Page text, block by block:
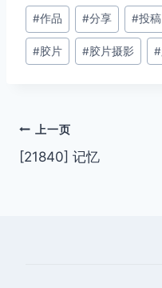
文
章
标
#作品 #分享 #投稿
#胶片 #胶片摄影 #
文
章
上一页
[21840] 记忆